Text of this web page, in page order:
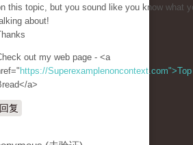
this topic, but you sound like you know what
about!
out my web page - <a
https://Superexamplenoncontext.com">Top
a>
回复